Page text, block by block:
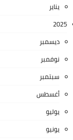
يناير
2025
ديسمبر
نوفمبر
سبتمبر
أغسطس
يوليو
يونيو